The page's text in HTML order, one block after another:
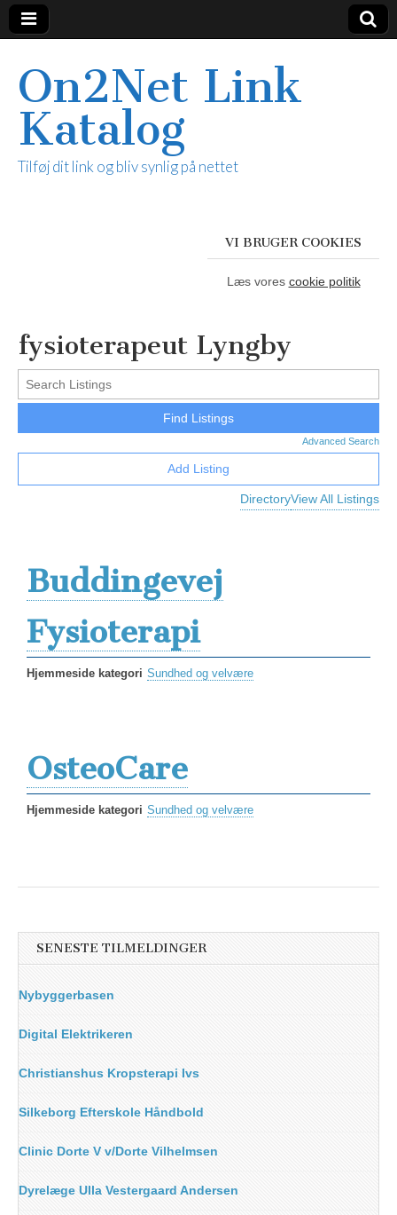
On2Net Link
Katalog
Tilføj dit link og bliv synlig på nettet
VI BRUGER COOKIES
Læs vores cookie politik
fysioterapeut Lyngby
Advanced Search
DirectoryView All Listings
Add Listing
Buddingevej
Fysioterapi
Hjemmeside kategori Sundhed og velvære
OsteoCare
Hjemmeside kategori Sundhed og velvære
SENESTE TILMELDINGER
Nybyggerbasen
Digital Elektrikeren
Christianshus Kropsterapi Ivs
Silkeborg Efterskole Håndbold
Clinic Dorte V v/Dorte Vilhelmsen
Dyrelæge Ulla Vestergaard Andersen